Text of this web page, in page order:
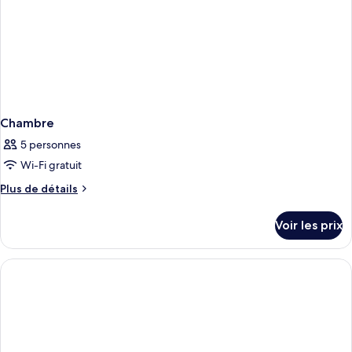
Chambre
5 personnes
Wi-Fi gratuit
Plus de détails
Plus
le
type
de
Voir les prix